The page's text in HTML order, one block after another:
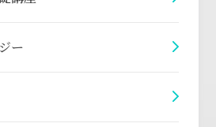
ー